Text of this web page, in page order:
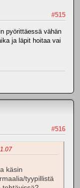
#515
pyörittäessä vähän
ja läpit hoitaa vai
#516
käsin
tyypillistä